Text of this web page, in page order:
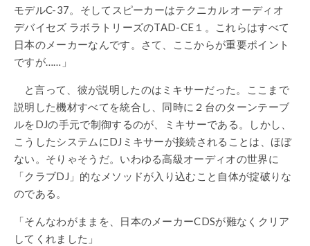
モデルC-37。そしてスピーカーはテクニカル オーディオ
デバイセズ ラボラトリーズのTAD-CE１。これらはすべて
日本のメーカーなんです。さて、ここからが重要ポイント
ですが……」
と言って、彼が説明したのはミキサーだった。ここまで
説明した機材すべてを統合し、同時に２台のターンテーブ
ルをDJの手元で制御するのが、ミキサーである。しかし、
こうしたシステムにDJミキサーが接続されることは、ほぼ
ない。そりゃそうだ。いわゆる高級オーディオの世界に
「クラブDJ」的なメソッドが入り込むこと自体が掟破りな
のである。
「そんなわがままを、日本のメーカーCDSが難なくクリア
してくれました」